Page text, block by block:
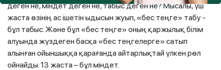
деген не, міндет деген не, табыс деген не? Мысалы, үш
жаста өзінің ас ішетін ыдысын жуып, «бес теңге» табу -
бұл табыс. Және бұл «бес теңге» оның қаржылық білім
алуында жүздеген басқа «бес теңгелерге» сатып
алынған ойыншыққа қарағанда айтарлықтай үлкен рөл
ойнайды. 13 жаста – бұл міндет.